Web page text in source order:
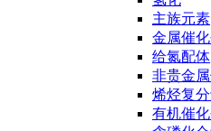
主族元素
金属催化
给氮配体
非贵金
烯烃复
有机催化